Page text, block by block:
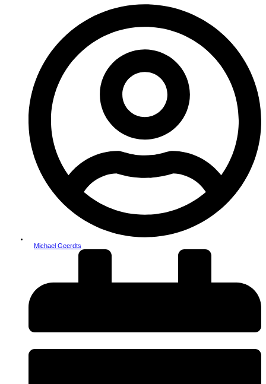
Michael Geerdts